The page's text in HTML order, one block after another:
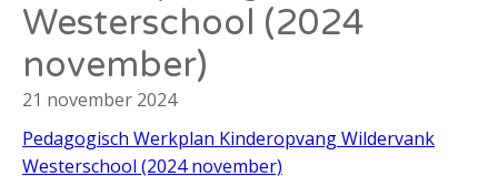
Westerschool (2024
november)
21 november 2024
Pedagogisch Werkplan Kinderopvang Wildervank
Westerschool (2024 november)